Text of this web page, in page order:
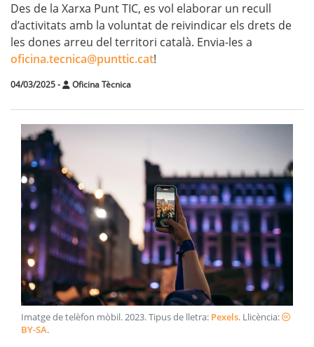
Des de la Xarxa Punt TIC, es vol elaborar un recull
d’activitats amb la voluntat de reivindicar els drets de
les dones arreu del territori català. Envia-les a
oficina.tecnica@punttic.cat!
04/03/2025- Oficina Tècnica
Imatge de telèfon mòbil.2023. Tipus de lletra: Pexels. Llicència:
BY-SA.